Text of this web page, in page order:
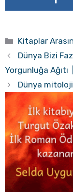
Kategoriler
Kitaplar
Dünya Bizi
Yorgunluğa
Dünya